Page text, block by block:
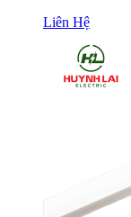
Liên Hệ